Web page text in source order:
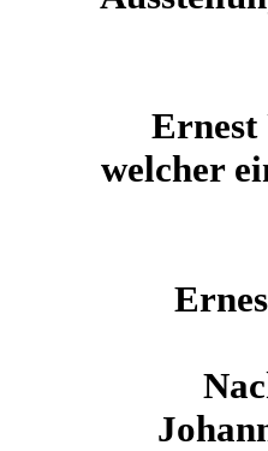
Ernest
welcher